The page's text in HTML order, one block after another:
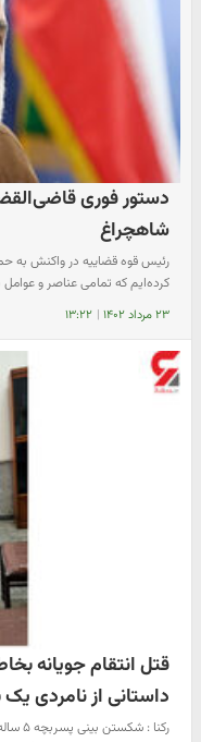
دستور فوری
شاهچراغ
رئیس قوه قضاییه در واکنش به
کرده‌ایم که تمامی عناصر و
۲۳ مرداد ۱۴۰۲ | ۱۳:۲۲
داستانی از نامردی یک
رکنا